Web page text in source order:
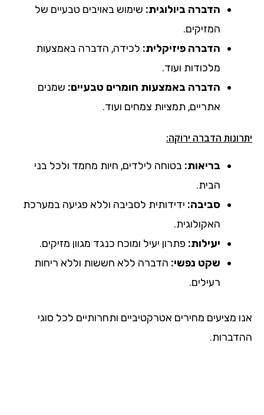
הדברה ביולוגית: שימוש באויבים טבעיים של
המזיקים.
הדברה פיזיקלית: לכידה, הדברה באמצעות
מלכודות ועוד.
הדברה באמצעות חומרים טבעיים: שמנים
אתריים, תמציות צמחים ועוד.
יתרונות הדברה ירוקה:
בריאות: בטוחה לילדים, חיות מחמד ולכל בני
הבית.
סביבה: ידידותית לסביבה וללא פגיעה במערכת
האקולוגית.
יעילות: פתרון יעיל ומוכח כנגד מגוון מזיקים.
שקט נפשי: הדברה ללא חששות וללא ריחות
רעילים.
אנו מציעים מחירים אטרקטיביים ותחרותיים לכל סוגי
ההדברות.